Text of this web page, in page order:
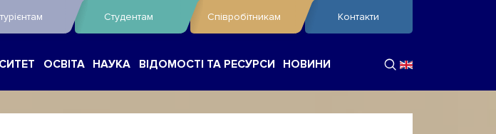
Студентам Співробітникам Контакти
ОСВІТА НАУКА ВІДОМОСТІ ТА РЕСУРСИ НОВИНИ